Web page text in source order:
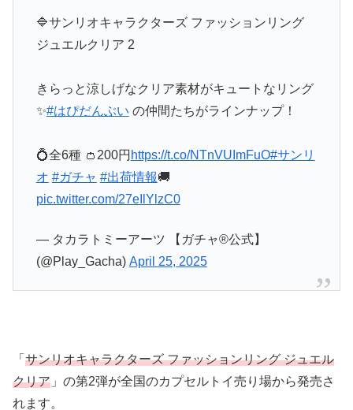
🔷サンリオキャラクターズ ファッションリング
ジュエルクリア 2
きらっと涼しげなクリア素材がキュートなリング
✨#はぴだんぶい の仲間たちがラインナップ！
💍全6種 👛200円 https://t.co/NTnVUImFuO#サンリ
オ #ガチャ #出荷情報🚚
pic.twitter.com/27eIlYlzC0
— タカラトミーアーツ 【ガチャ®公式】
(@Play_Gacha) April 25, 2025
「 サンリオキャラクターズ ファッションリング ジュエル
クリア 」の第2弾が全国のカプセルトイ売り場から発売さ
れます。